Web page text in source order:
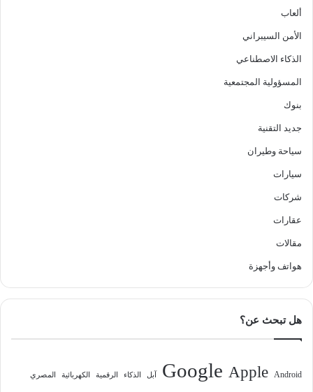
ألعاب
الأمن السيبراني
الذكاء الاصطناعي
المسؤولية المجتمعية
بنوك
جديد التقنية
سياحة وطيران
سيارات
شركات
عقارات
مقالات
هواتف وأجهزة
هل تبحث عن؟
Android
Apple
Google آبل الذكاء الرقمية الكهربائية المصري